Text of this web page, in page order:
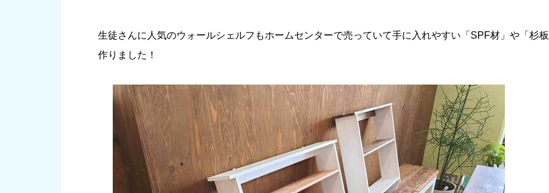
生徒さんに人気のウォールシェルフもホームセンターで売っていて手に入れやすい「SPF材」や「杉
作りました！